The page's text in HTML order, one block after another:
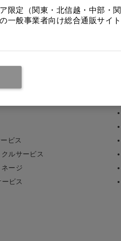
ビス
ルサービス
ージ
ビス
限定（関東・北信越・中部・関
一般事業者向け総合通販サイト